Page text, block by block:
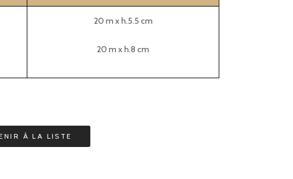
20 m x h.5.5 cm
20 m x h.8 cm